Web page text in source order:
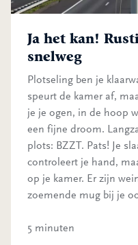
Ja het kan!
snelweg
Plotseling ben je
speurt de kamer af,
je je ogen, in de hoop
een fijne droom.
plots: BZZT. Pats! Je
controleert je hand,
op je kamer. Er zijn
zoemende mug bij je
5 minuten